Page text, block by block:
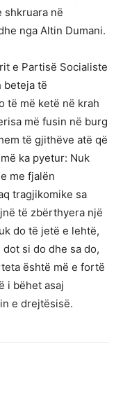
shkruara në
nga Altin Dumani.
e Partisë Socialiste
beteja të
të më ketë në krah
më fusin në burg
të gjithëve atë që
ka pyetur: Nuk
me fjalën
tragjikomike sa
të zbërthyera një
do të jetë e lehtë,
si do dhe sa do,
është më e fortë
i bëhet asaj
e drejtësisë.